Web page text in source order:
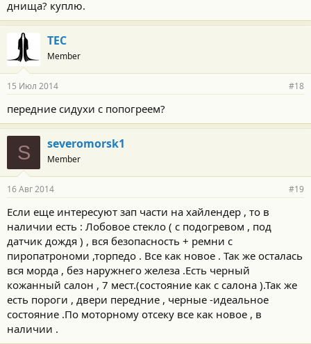
днища? куплю.
TEC
Member
15 Июл 2014 #18
передние сидухи с попогреем?
S severomorsk1
Member
16 Авг 2014 #19
Если еще интересуют зап части на хайлендер , то в
наличии есть : Лобовое стекло ( с подогревом , под
датчик дождя ) , вся безопасность + ремни с
пиропатрономи ,торпедо . Все как новое . Так же осталась
вся морда , без наружнего железа .Есть черный
кожанный салон , 7 мест.(состояние как с салона ).Так же
есть пороги , двери передние , черные -идеальное
состояние .По моторному отсеку все как новое , в
наличии .